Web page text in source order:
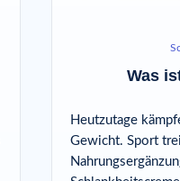
Was
Heutzutage
Gewicht. Sport